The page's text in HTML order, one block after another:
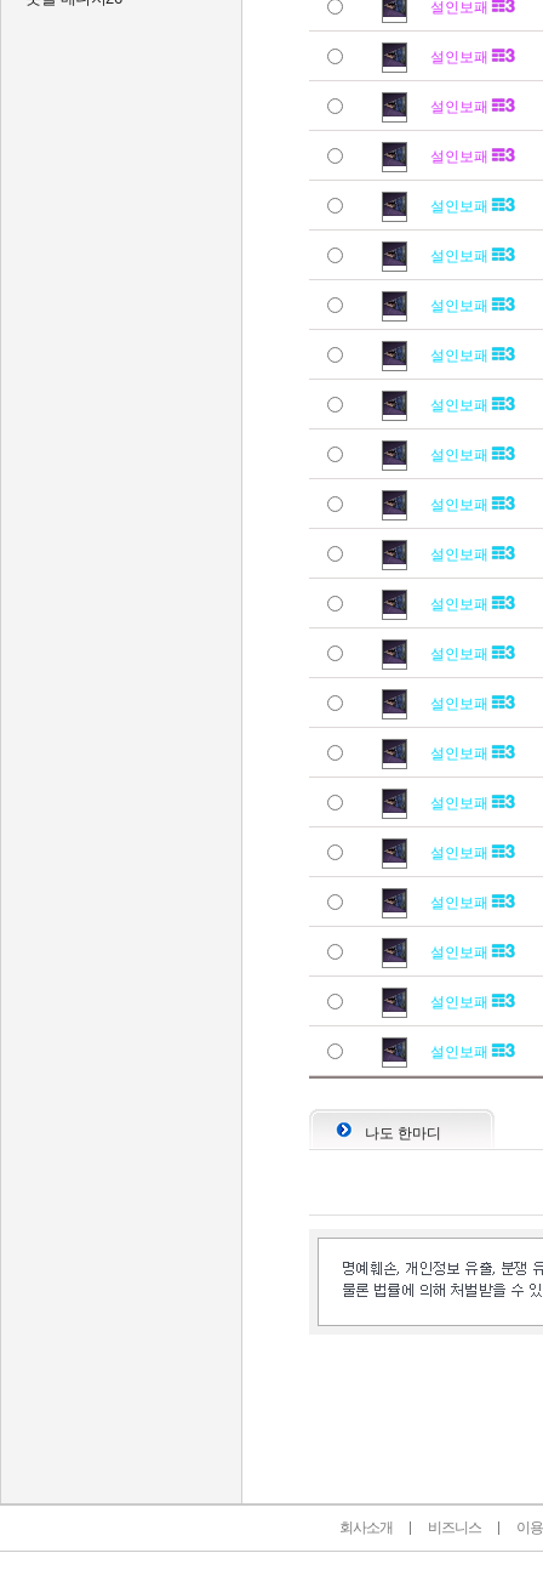
설인보패
설인보패
설인보패
설인보패
설인보패
설인보패
설인보패
설인보패
설인보패
설인보패
설인보패
설인보패
설인보패
설인보패
설인보패
설인보패
설인보패
설인보패
설인보패
설인보패
설인보패
설인보패
나도 한마디
회사소개 비즈니스 이